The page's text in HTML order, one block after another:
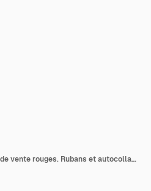
Ensemble de bannières de vente rouges. Rubans et autocollants.